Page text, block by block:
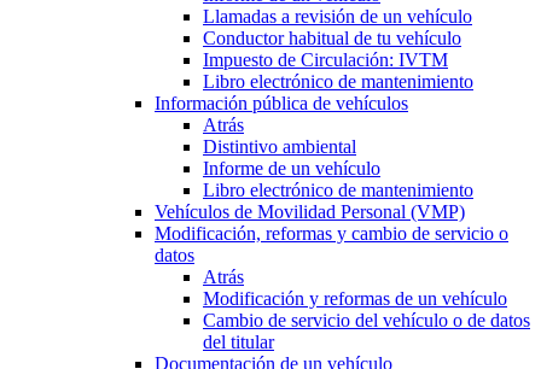
Llamadas a revisión de un vehículo
Conductor habitual de tu vehículo
Impuesto de Circulación: IVTM
Libro electrónico de mantenimiento
Información pública de vehículos
Atrás
Distintivo ambiental
Informe de un vehículo
Libro electrónico de mantenimiento
Vehículos de Movilidad Personal (VMP)
Modificación, reformas y cambio de servicio o
datos
Atrás
Modificación y reformas de un vehículo
Cambio de servicio del vehículo o de datos
del titular
Documentación de un vehículo